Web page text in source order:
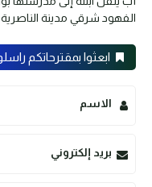
الفهود شرقي مدينة الناصرية
ابعثوا بمقترحاتكم
الاسم
بريد إلكتروني